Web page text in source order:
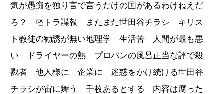
気が愚痴を独り言で言うだけの国があるわけねえだ
ろ？ 軽トラ諜報 またまた世田谷チラシ キリス
ト教徒の勧誘が無い地理学 生活苦 人間が最も悪
い ドライヤーの熱 プロパンの風呂正当な評で殺
戮者 他人様に 企業に 迷惑をかけ続ける世田谷
チラシが宙に舞う 千枚あるとする 内容は腐った